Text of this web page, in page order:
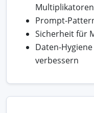
Multiplikatoren
Prompt-
Sicherheit für
Daten-
verbessern